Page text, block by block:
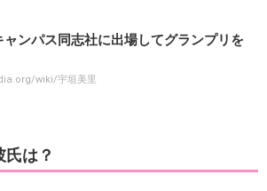
ンパス同志社に出場してグランプリを
wiki/宇垣美里
は？